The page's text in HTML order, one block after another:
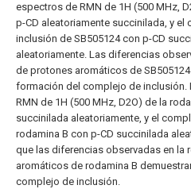
espectros de RMN de 1H (500 MHz,
p-CD aleatoriamente succinilada, y el
inclusión de SB505124 con p-CD
aleatoriamente. Las diferencias
de protones aromáticos de
formación del complejo de inclusión.
RMN de 1H (500 MHz, D2O) de la
succinilada aleatoriamente, y el
rodamina B con p-CD succinilada
que las diferencias observadas en la
aromáticos de rodamina B
complejo de inclusión.